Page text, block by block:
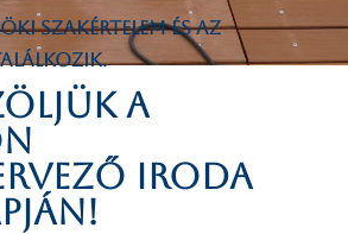
szakértelem és az
a
Iroda